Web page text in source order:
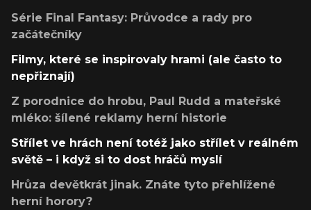
Série Final Fantasy: Průvodce a rady pro
začátečníky
Filmy, které se inspirovaly hrami (ale často to
nepřiznají)
Z porodnice do hrobu, Paul Rudd a mateřské
mléko: šílené reklamy herní historie
Střílet ve hrách není totéž jako střílet v reálném
světě – i když si to dost hráčů myslí
Hrůza devětkrát jinak. Znáte tyto přehlížené
herní horory?